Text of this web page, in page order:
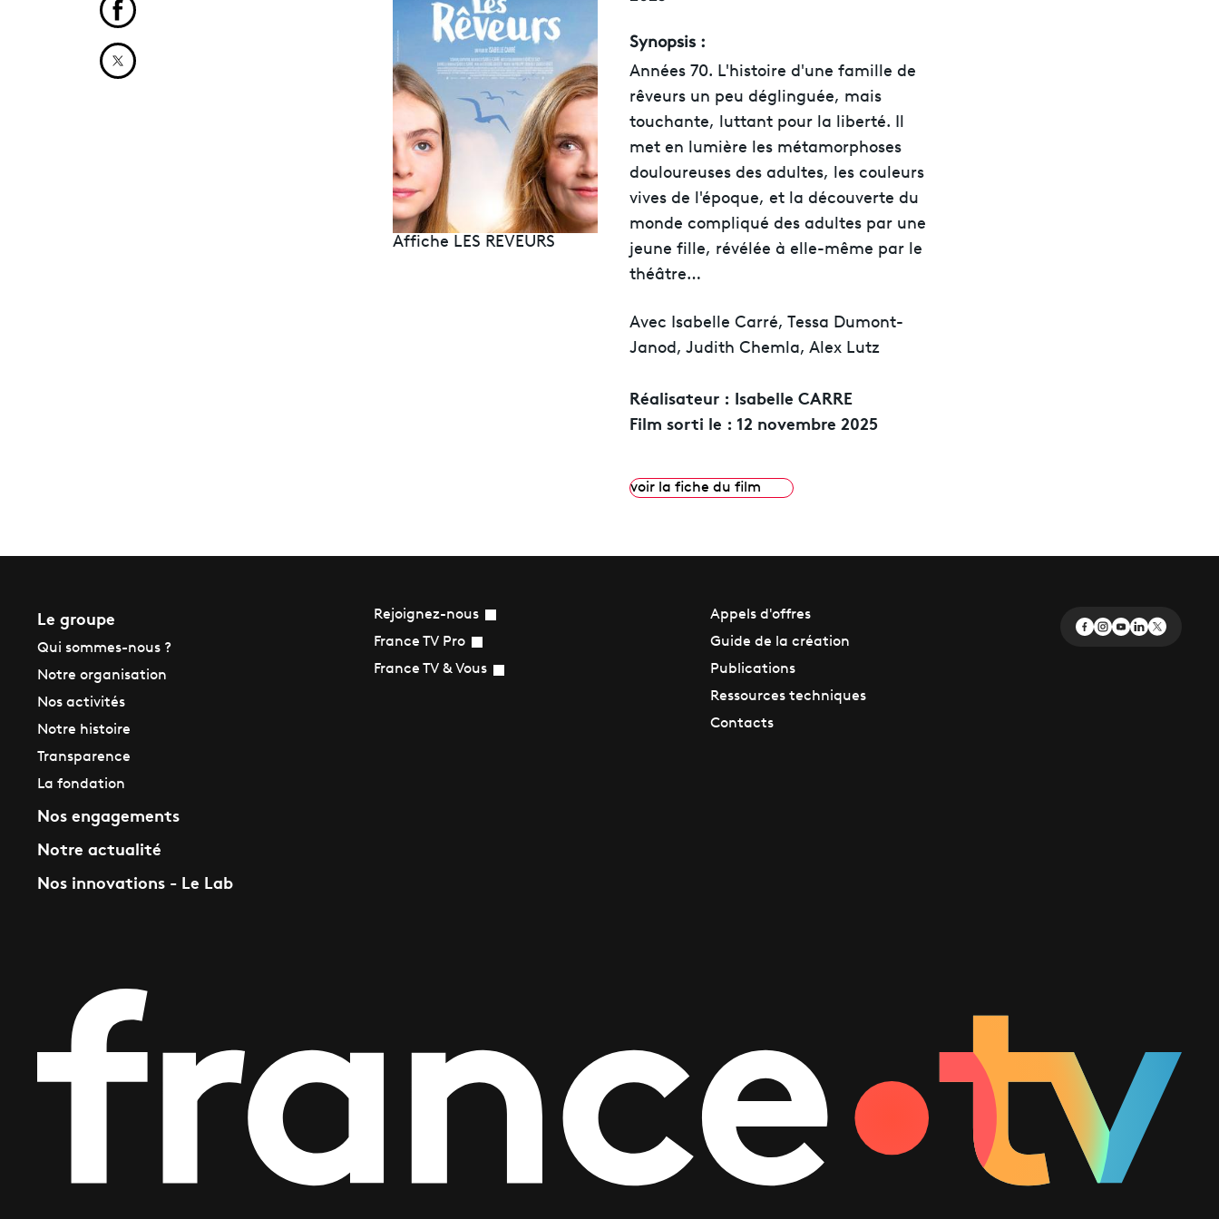
Affiche LES REVEURS
Synopsis :
Années 70. L'histoire d'une famille de
rêveurs un peu déglinguée, mais
touchante, luttant pour la liberté. Il
met en lumière les métamorphoses
douloureuses des adultes, les couleurs
vives de l'époque, et la découverte du
monde compliqué des adultes par une
jeune fille, révélée à elle-même par le
théâtre…
Avec Isabelle Carré, Tessa Dumont-
Janod, Judith Chemla, Alex Lutz
Réalisateur : Isabelle CARRE
Film sorti le : 12 novembre 2025
voir la fiche du film
Partager cet article sur Facebook
Partager cet article sur X
Le groupe
Qui sommes-nous ?
Notre organisation
Nos activités
Notre histoire
Transparence
La fondation
Nos engagements
Notre actualité
Nos innovations - Le Lab
Rejoignez-nous
France TV Pro
France TV & Vous
Appels d'offres
Guide de la création
Publications
Ressources techniques
Contacts